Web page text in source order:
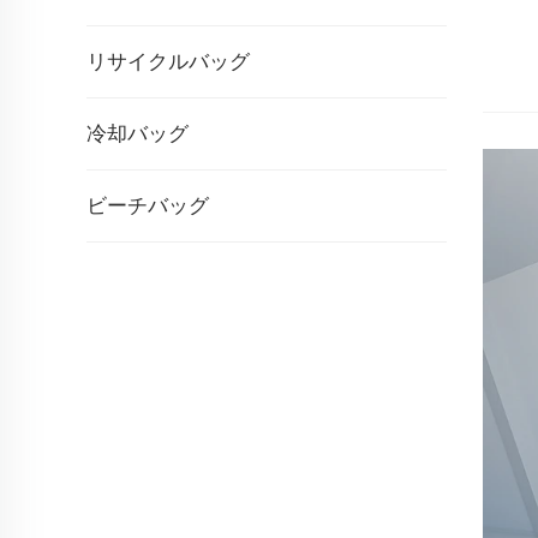
リサイクルバッグ
冷却バッグ
ビーチバッグ